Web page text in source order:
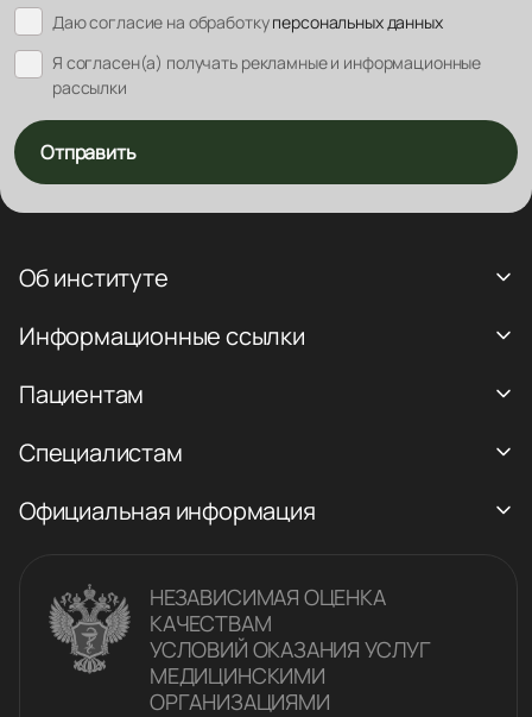
Даю согласие на обработкуперсональных данных
Я согласен(а) получать рекламные и информационные
рассылки
Отправить
Об институте
Информационные ссылки
Пациентам
Специалистам
Официальная информация
НЕЗАВИСИМАЯ ОЦЕНКА
КАЧЕСТВАM
УСЛОВИЙ ОКАЗАНИЯ УСЛУГ
МЕДИЦИНСКИМИ
ОРГАНИЗАЦИЯМИ